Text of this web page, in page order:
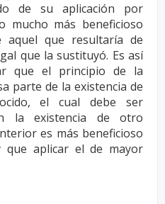
de su aplicación por
mucho más beneficioso
aquel que resultaría de
que la sustituyó. Es así
que el principio de la
parte de la existencia de
el cual debe ser
la existencia de otro
es más beneficioso
que aplicar el de mayor